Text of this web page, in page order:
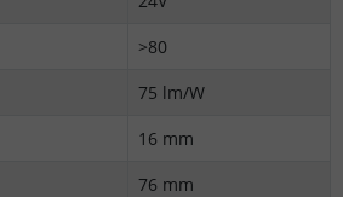
>80
75 lm/W
16 mm
76 mm